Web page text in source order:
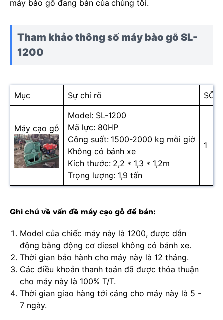
máy bào gỗ đang bán của chúng tôi.
Tham khảo thông số máy bào gỗ SL-
1200
Mục Sự chỉ rõ SỐ
Máy cạo gỗ
Model: SL-1200
Mã lực: 80HP
Công suất: 1500-2000 kg mỗi giờ
Không có bánh xe
Kích thước: 2,2 * 1,3 * 1,2m
Trọng lượng: 1,9 tấn
1
Ghi chú về vấn đề máy cạo gỗ để bán:
Model của chiếc máy này là 1200, được dẫn
động bằng động cơ diesel không có bánh xe.
Thời gian bảo hành cho máy này là 12 tháng.
Các điều khoản thanh toán đã được thỏa thuận
cho máy này là 100% T/T.
Thời gian giao hàng tới cảng cho máy này là 5 -
7 ngày.